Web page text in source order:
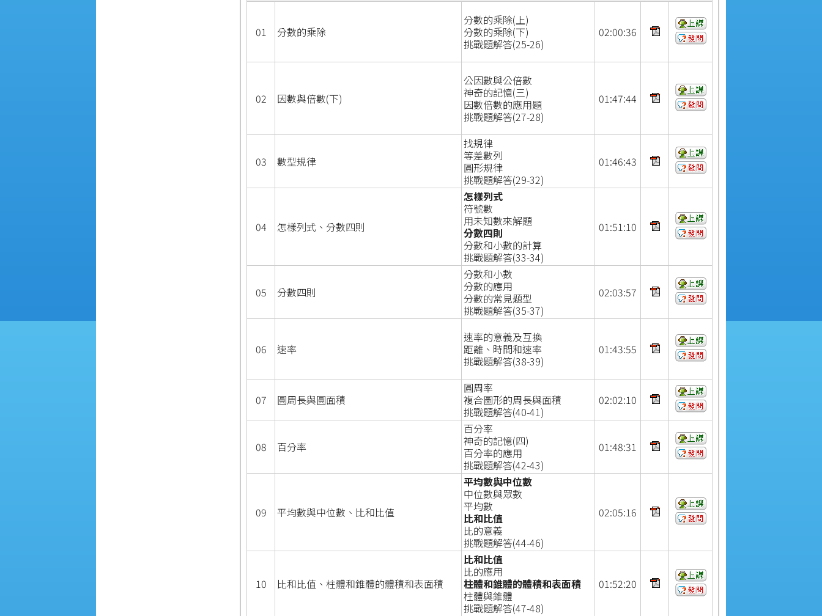
01 分數的乘除
分數的乘除(上)
分數的乘除(下)
挑戰題解答(25-26)
02:00:36
02 因數與倍數(下)
公因數與公倍數
神奇的記憶(三)
因數倍數的應用題
挑戰題解答(27-28)
01:47:44
03 數型規律
找規律
等差數列
圓形規律
挑戰題解答(29-32)
01:46:43
04 怎樣列式、分數四則
怎樣列式
符號數
用未知數來解題
分數四則
分數和小數的計算
挑戰題解答(33-34)
01:51:10
05 分數四則
分數和小數
分數的應用
分數的常見題型
挑戰題解答(35-37)
02:03:57
06 速率
速率的意義及互換
距離、時間和速率
挑戰題解答(38-39)
01:43:55
07 圓周長與圓面積
圓周率
複合圖形的周長與面積
挑戰題解答(40-41)
02:02:10
08 百分率
百分率
神奇的記憶(四)
百分率的應用
挑戰題解答(42-43)
01:48:31
09 平均數與中位數、比和比值
平均數與中位數
中位數與眾數
平均數
比和比值
比的意義
挑戰題解答(44-46)
02:05:16
10 比和比值、柱體和錐體的體積和表面積
比和比值
比的應用
柱體和錐體的體積和表面積
柱體與錐體
挑戰題解答(47-48)
01:52:20